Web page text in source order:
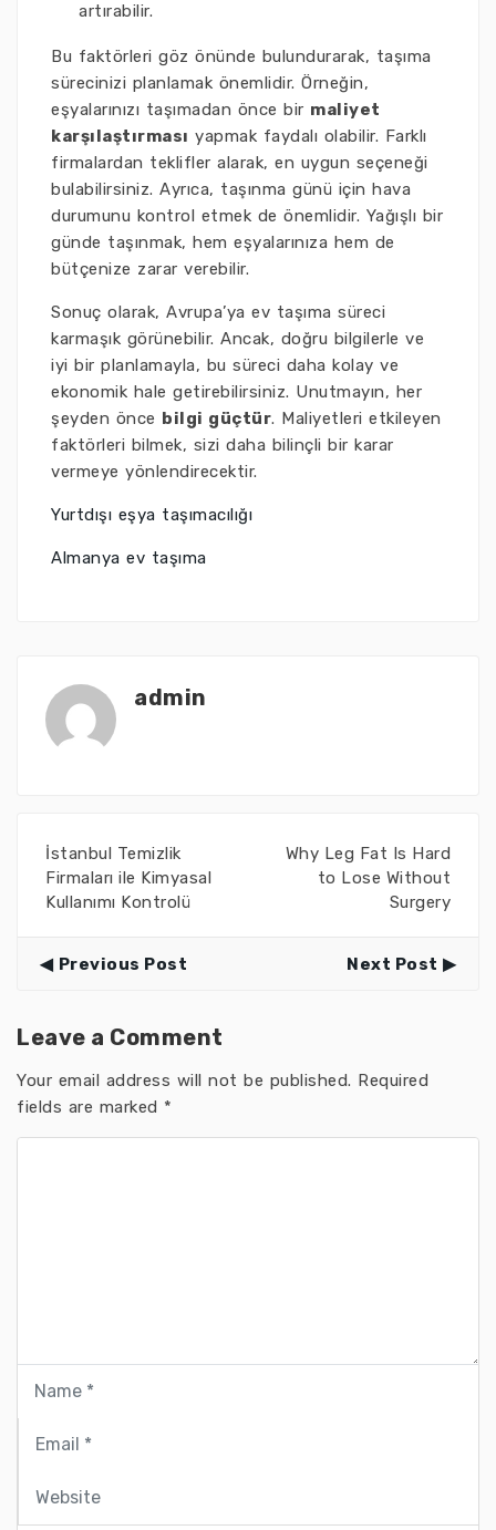
artırabilir.
Bu faktörleri göz önünde bulundurarak, taşıma
sürecinizi planlamak önemlidir. Örneğin,
eşyalarınızı taşımadan önce bir maliyet
karşılaştırması yapmak faydalı olabilir. Farklı
firmalardan teklifler alarak, en uygun seçeneği
bulabilirsiniz. Ayrıca, taşınma günü için hava
durumunu kontrol etmek de önemlidir. Yağışlı bir
günde taşınmak, hem eşyalarınıza hem de
bütçenize zarar verebilir.
Sonuç olarak, Avrupa’ya ev taşıma süreci
karmaşık görünebilir. Ancak, doğru bilgilerle ve
iyi bir planlamayla, bu süreci daha kolay ve
ekonomik hale getirebilirsiniz. Unutmayın, her
şeyden önce bilgi güçtür. Maliyetleri etkileyen
faktörleri bilmek, sizi daha bilinçli bir karar
vermeye yönlendirecektir.
Yurtdışı eşya taşımacılığı
Almanya ev taşıma
admin
İstanbul Temizlik
Firmaları ile Kimyasal
Kullanımı Kontrolü
Why Leg Fat Is Hard
to Lose Without
Surgery
Previous Post Next Post
Leave a Comment
Your email address will not be published. Required
fields are marked *